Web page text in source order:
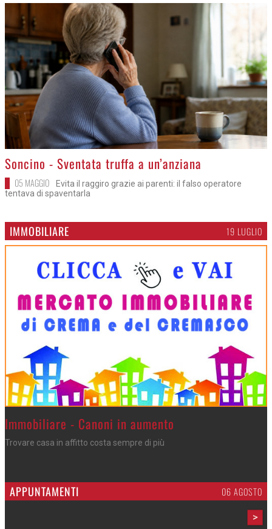
>
Soncino - Sventata truffa a un’anziana
05 MAGGIO
Evita il raggiro grazie ai parenti: il falso operatore
tentava di spaventarla
IMMOBILIARE 19 LUGLIO
>Immobiliare - Canoni in aumento
Trovare casa in affitto costa sempre di più
APPUNTAMENTI 06 AGOSTO
>